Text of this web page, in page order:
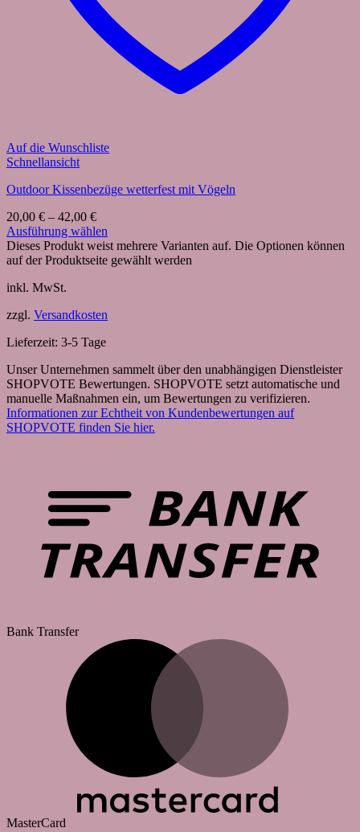
Auf die Wunschliste
Schnellansicht
Outdoor Kissenbezüge wetterfest mit Vögeln
20,00 € – 42,00 €
Ausführung wählen
Dieses Produkt weist mehrere Varianten auf. Die Optionen können
auf der Produktseite gewählt werden
inkl. MwSt.
zzgl. Versandkosten
Lieferzeit: 3-5 Tage
Unser Unternehmen sammelt über den unabhängigen Dienstleister
SHOPVOTE Bewertungen. SHOPVOTE setzt automatische und
manuelle Maßnahmen ein, um Bewertungen zu verifizieren.
Informationen zur Echtheit von Kundenbewertungen auf
SHOPVOTE finden Sie hier.
Bank Transfer
MasterCard